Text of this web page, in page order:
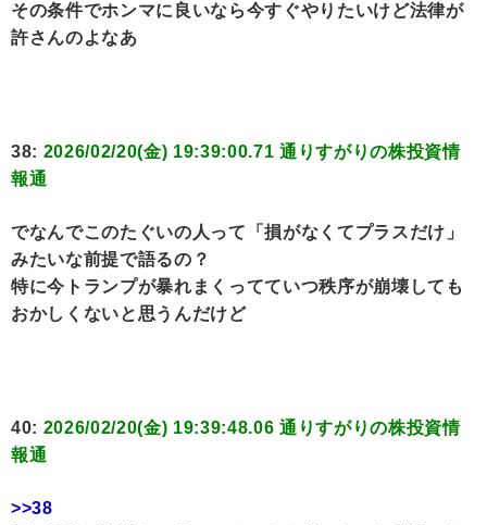
その条件でホンマに良いなら今すぐやりたいけど法律が
許さんのよなあ
38: 2026/02/20(金) 19:39:00.71 通りすがりの株投資情
報通
でなんでこのたぐいの人って「損がなくてプラスだけ」
みたいな前提で語るの？
特に今トランプが暴れまくってていつ秩序が崩壊しても
おかしくないと思うんだけど
40: 2026/02/20(金) 19:39:48.06 通りすがりの株投資情
報通
>>38